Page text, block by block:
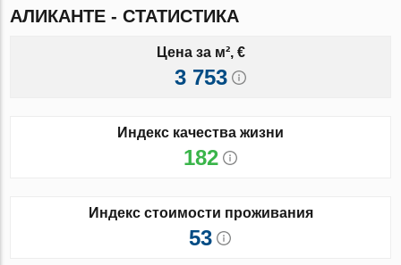
АЛИКАНТЕ - СТАТИСТИКА
Цена за м², €
3 753
Индекс качества жизни
182
Индекс стоимости проживания
53